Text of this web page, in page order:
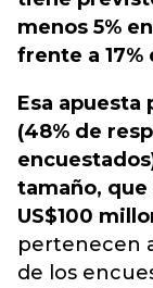
menos 5%
frente a
Esa apuesta
(48% de
tamaño,
US$100
pertenecen
de los